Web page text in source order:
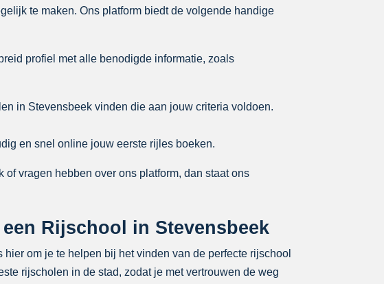
te maken. Ons platform biedt de volgende handige
profiel met alle benodigde informatie, zoals
in Stevensbeek vinden die aan jouw criteria voldoen.
en snel online jouw eerste rijles boeken.
vragen hebben over ons platform, dan staat ons
Rijschool in Stevensbeek
om je te helpen bij het vinden van de perfecte rijschool
rijscholen in de stad, zodat je met vertrouwen de weg